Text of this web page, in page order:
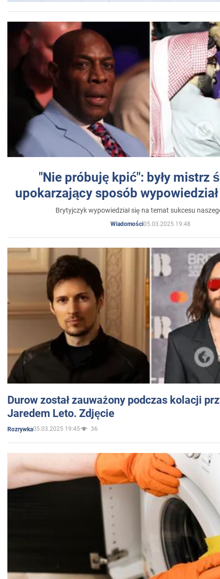
"Nie próbuję kpić": były mistrz
upokarzający sposób
Brytyjczyk wypowiedział się na temat sukcesu
Wiadomości05.03.2025 19:48
Durow został zauważony podczas kolacji
Jaredem Leto. Zdjęcie
Rozrywka05.03.2025 19:45 36